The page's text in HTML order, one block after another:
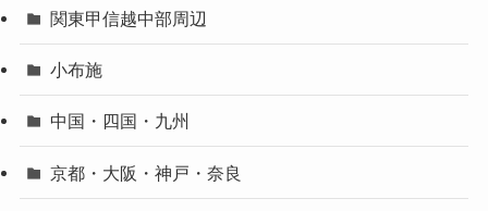
関東甲信越中部周辺
小布施
中国・四国・九州
京都・大阪・神戸・奈良